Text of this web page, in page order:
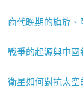
商代晚期的旗斿、
戰爭的起源與中
衛星如何對抗太